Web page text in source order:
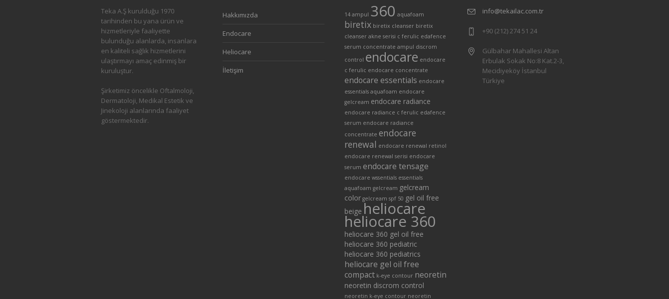
Teka A.Ş kurulduğu 1970
tarihinden bu yana ürün ve
hizmetleriyle faaliyette
bulunduğu alanlarda, insanlara
en kaliteli sağlık hizmetlerini
ulaştırmayı amaç edinmiş bir
kuruluştur.
Şirketimiz öncelikle Oftalmoloji,
Dermatoloji, Medikal Estetik ve
Jinekoloji alanlarında faaliyet
göstermektedir.
Hakkımızda
Endocare
Heliocare
İletişim
14 ampul 360 aquafoam
biretix biretix cleanser biretix
cleanser akne serisi c ferulic edafence
serum concentrate ampul discrom
control endocare endocare
c ferulic endocare concentrate
endocare essentials endocare
essentials aquafoam endocare
gelcream endocare radiance
endocare radiance c ferulic edafence
serum endocare radiance
concentrate endocare
renewal endocare renewal retinol
endocare renewal serisi endocare
serum endocare tensage
endocare wssentials essentials
aquafoam gelcream gelcream
color gelcream spf 50 gel oil free
beigeheliocare
heliocare 360
heliocare 360 gel oil free
heliocare 360 pediatric
heliocare 360 pediatrics
heliocare gel oil free
compact k-eye contour neoretin
neoretin discrom control
neoretin k-eye contour neoretin
info@tekailac.com.tr
+90 (212) 274 51 24
Gülbahar Mahallesi Altan
Erbulak Sokak No:8 Kat.2-3,
Mecidiyeköy İstanbul
Türkiye